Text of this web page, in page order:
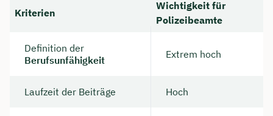
Kriterien
Wichtigkeit für
Polizeibeamte
Definition der
Berufsunfähigkeit
Extrem hoch
Laufzeit der Beiträge Hoch